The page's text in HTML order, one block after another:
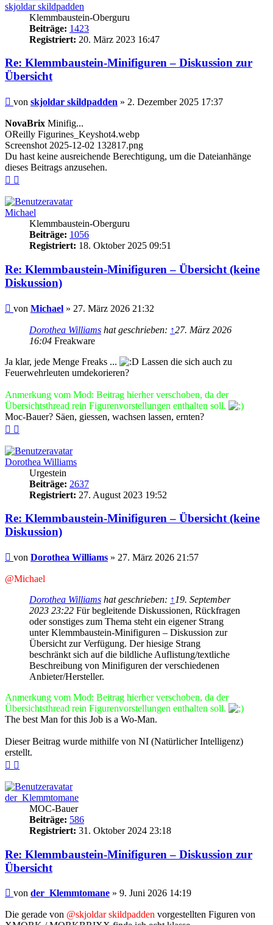
skjoldar skildpadden
Klemmbaustein-Oberguru
Beiträge: 1423
Registriert: 20. März 2023 16:47
Re: Klemmbaustein-Minifiguren – Diskussion zur
Übersicht
Beitrag
von skjoldar skildpadden » 2. Dezember 2025 17:37
NovaBrix Minifig...
OReilly Figurines_Keyshot4.webp
Screenshot 2025-12-02 132817.png
Du hast keine ausreichende Berechtigung, um die Dateianhänge
dieses Beitrags anzusehen.
Nach
(Seite)
(Beitrag)
Michael
Klemmbaustein-Oberguru
Beiträge: 1056
Registriert: 18. Oktober 2025 09:51
Re: Klemmbaustein-Minifiguren – Übersicht (keine
Diskussion)
Beitrag
von Michael » 27. März 2026 21:32
Dorothea Williams hat geschrieben: ↑27. März 2026
16:04 Freakware
Ja klar, jede Menge Freaks ...
Lassen die sich auch zu
Feuerwehrleuten umdekorieren?
Anmerkung vom Mod: Beitrag hierher verschoben, da der
Übersichtsthread rein Figurenvorstellungen enthalten soll.
Moc-Bauer? Säen, giessen, wachsen lassen, ernten?
Nach
(Seite)
(Beitrag)
Dorothea Williams
Urgestein
Beiträge: 2637
Registriert: 27. August 2023 19:52
Re: Klemmbaustein-Minifiguren – Übersicht (keine
Diskussion)
Beitrag
von Dorothea Williams » 27. März 2026 21:57
@Michael
Dorothea Williams hat geschrieben: ↑ 19. September
2023 23:22 Für begleitende Diskussionen, Rückfragen
oder sonstiges zum Thema steht ein eigener Strang
unter Klemmbaustein-Minifiguren – Diskussion zur
Übersicht zur Verfügung. Der hiesige Strang
beschränkt sich auf die bildliche Auflistung/textliche
Beschreibung von Minifiguren der verschiedenen
Anbieter/Hersteller.
Anmerkung vom Mod: Beitrag hierher verschoben, da der
Übersichtsthread rein Figurenvorstellungen enthalten soll.
The best Man for this Job is a Wo-Man.
Dieser Beitrag wurde mithilfe von NI (Natürlicher Intelligenz)
erstellt.
Nach
(Seite)
(Beitrag)
der_Klemmtomane
MOC-Bauer
Beiträge: 586
Registriert: 31. Oktober 2024 23:18
Re: Klemmbaustein-Minifiguren – Diskussion zur
Übersicht
Beitrag
von der_Klemmtomane » 9. Juni 2026 14:19
Die gerade von @skjoldar skildpadden vorgestellten Figuren von